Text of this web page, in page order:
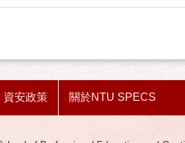
資安政策 關於NTU SPECS